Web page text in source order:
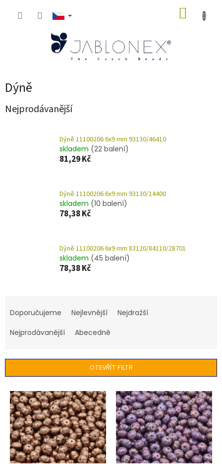
Dýně
Nejprodávanější
Dýně 11100206 6x9 mm 93130/46410
skladem (22 balení)
81,29 Kč
Dýně 11100206 6x9 mm 93130/14400
skladem (10 balení)
78,38 Kč
Dýně 11100206 6x9 mm 83120/84110/28701
skladem (45 balení)
78,38 Kč
í
r
Doporučujeme Nejlevnější
Nejdražší
Nejprodávanější
Abecedně
OTEVŘÍT FILTR
p
p